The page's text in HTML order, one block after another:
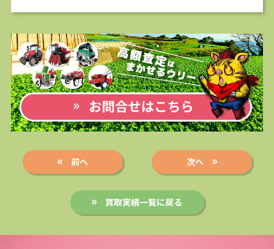
前へ 次へ
買取実績一覧に戻る